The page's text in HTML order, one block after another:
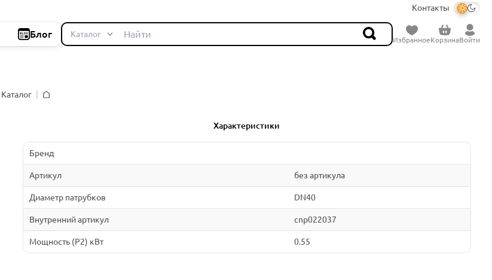
Контакты
Блог
ИзбранноеКорзинаВойти
Каталог
Характеристики
Бренд
Артикул без артикула
Диаметр патрубков DN40
Внутренний артикул cnp022037
Мощность (P2) кВт 0.55